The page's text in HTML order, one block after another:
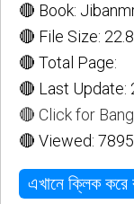
🔴 Book:
🔴 File Size:
🔴 Total Page:
🔴 Last Update:
🔴 Click for
🔴 Viewed: 7895
এখানে ক্লিক করে